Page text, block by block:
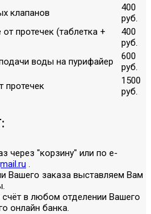
клапанов
400
руб.
протечек (таблетка +
400
руб.
воды на пурифайер
600
руб.
протечек
1500
руб.
через "корзину" или по е-
.
Вашего заказа выставляем Вам
в любом отделении Вашего
онлайн банка.